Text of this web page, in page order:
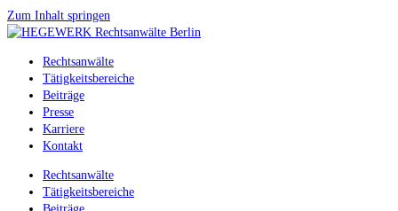
Zum Inhalt springen
Rechtsanwälte
Tätigkeitsbereiche
Beiträge
Presse
Karriere
Kontakt
Rechtsanwälte
Tätigkeitsbereiche